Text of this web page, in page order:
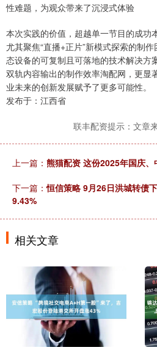
性难题，为观众带来了沉浸式体验
本次实践的价值，超越单一节目的成
尤其聚焦“直播+正片”新模式探索的制
态设备的可复制且可落地的技术解决方
双轨内容输出的制作效率淘配网，更显
业未来的创新发展赋予了更多可能性。
发布于：江西省
联丰配资提示：文章
上一篇： 熊猫配资 这份2025年国庆
下一篇：恒信策略 9月26日洪城转债
9.43%
相关文章